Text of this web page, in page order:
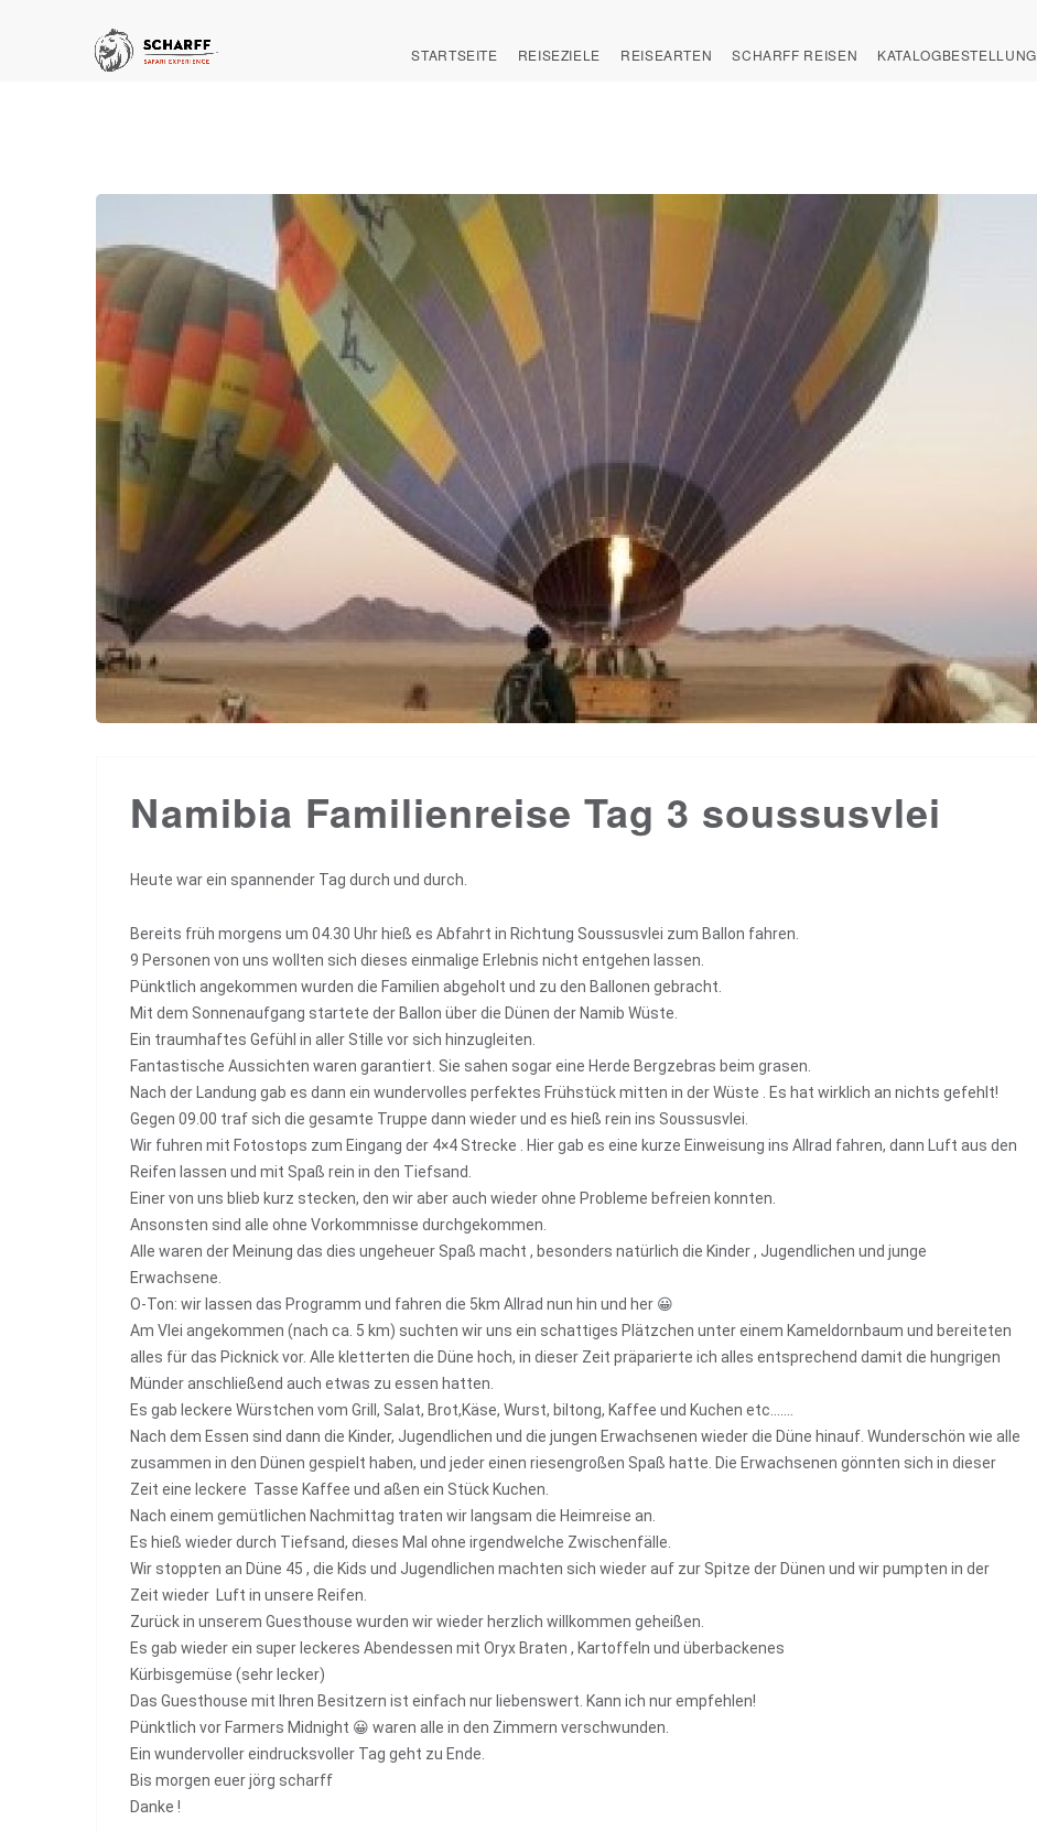
STARTSEITE REISEZIELE REISEARTEN SCHARFF REISEN KATALOGBESTELLUNG
Namibia Familienreise Tag 3 soussusvlei
Heute war ein spannender Tag durch und durch.
Bereits früh morgens um 04.30 Uhr hieß es Abfahrt in Richtung Soussusvlei zum Ballon fahren.
9 Personen von uns wollten sich dieses einmalige Erlebnis nicht entgehen lassen.
Pünktlich angekommen wurden die Familien abgeholt und zu den Ballonen gebracht.
Mit dem Sonnenaufgang startete der Ballon über die Dünen der Namib Wüste.
Ein traumhaftes Gefühl in aller Stille vor sich hinzugleiten.
Fantastische Aussichten waren garantiert. Sie sahen sogar eine Herde Bergzebras beim grasen.
Nach der Landung gab es dann ein wundervolles perfektes Frühstück mitten in der Wüste . Es hat wirklich an nichts gefehlt!
Gegen 09.00 traf sich die gesamte Truppe dann wieder und es hieß rein ins Soussusvlei.
Wir fuhren mit Fotostops zum Eingang der 4×4 Strecke . Hier gab es eine kurze Einweisung ins Allrad fahren, dann Luft aus den
Reifen lassen und mit Spaß rein in den Tiefsand.
Einer von uns blieb kurz stecken, den wir aber auch wieder ohne Probleme befreien konnten.
Ansonsten sind alle ohne Vorkommnisse durchgekommen.
Alle waren der Meinung das dies ungeheuer Spaß macht , besonders natürlich die Kinder , Jugendlichen und junge
Erwachsene.
O-Ton: wir lassen das Programm und fahren die 5km Allrad nun hin und her 😀
Am Vlei angekommen (nach ca. 5 km) suchten wir uns ein schattiges Plätzchen unter einem Kameldornbaum und bereiteten
alles für das Picknick vor. Alle kletterten die Düne hoch, in dieser Zeit präparierte ich alles entsprechend damit die hungrigen
Münder anschließend auch etwas zu essen hatten.
Es gab leckere Würstchen vom Grill, Salat, Brot,Käse, Wurst, biltong, Kaffee und Kuchen etc…….
Nach dem Essen sind dann die Kinder, Jugendlichen und die jungen Erwachsenen wieder die Düne hinauf. Wunderschön wie alle
zusammen in den Dünen gespielt haben, und jeder einen riesengroßen Spaß hatte. Die Erwachsenen gönnten sich in dieser
Zeit eine leckere Tasse Kaffee und aßen ein Stück Kuchen.
Nach einem gemütlichen Nachmittag traten wir langsam die Heimreise an.
Es hieß wieder durch Tiefsand, dieses Mal ohne irgendwelche Zwischenfälle.
Wir stoppten an Düne 45 , die Kids und Jugendlichen machten sich wieder auf zur Spitze der Dünen und wir pumpten in der
Zeit wieder Luft in unsere Reifen.
Zurück in unserem Guesthouse wurden wir wieder herzlich willkommen geheißen.
Es gab wieder ein super leckeres Abendessen mit Oryx Braten , Kartoffeln und überbackenes
Kürbisgemüse (sehr lecker)
Das Guesthouse mit Ihren Besitzern ist einfach nur liebenswert. Kann ich nur empfehlen!
Pünktlich vor Farmers Midnight 😀 waren alle in den Zimmern verschwunden.
Ein wundervoller eindrucksvoller Tag geht zu Ende.
Bis morgen euer jörg scharff
Danke !